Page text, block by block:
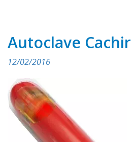
Autoclave Cachir
12/02/2016